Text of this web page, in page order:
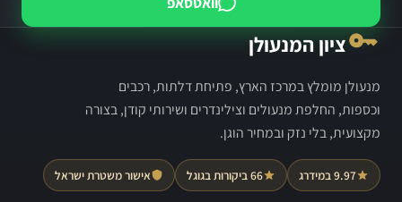
ציון המנעולן
מנעולן מומלץ במרכז הארץ, פתיחת דלתות, רכבים
וכספות, החלפת מנעולים וצילינדרים ושירותי קודן, בצורה
מקצועית, בלי נזק ובמחיר הוגן.
9.97 במידרג 66 ביקורות בגוגל אישור משטרת ישראל